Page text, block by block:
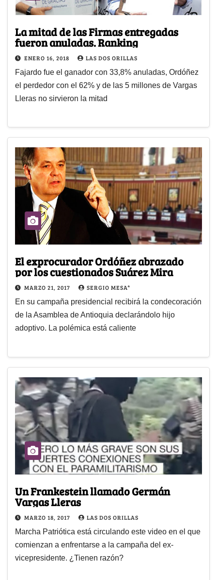
La mitad de las Firmas entregadas
fueron anuladas. Ranking
ENERO 16, 2018 LAS DOS ORILLAS
Fajardo fue el ganador con 33,8% anuladas, Ordóñez
el perdedor con el 62% y de las 5 millones de Vargas
Lleras no sirvieron la mitad
El exprocurador Ordóñez abrazado
por los cuestionados Suárez Mira
MARZO 21, 2017 SERGIO MESA*
En su campaña presidencial recibirá la condecoración
de la Asamblea de Antioquia declarándolo hijo
adoptivo. La polémica está caliente
Un Frankestein llamado Germán
Vargas Lleras
MARZO 18, 2017 LAS DOS ORILLAS
Marcha Patriótica está circulando este video en el que
comienzan a enfrentarse a la campaña del ex-
vicepresidente. ¿Tienen razón?